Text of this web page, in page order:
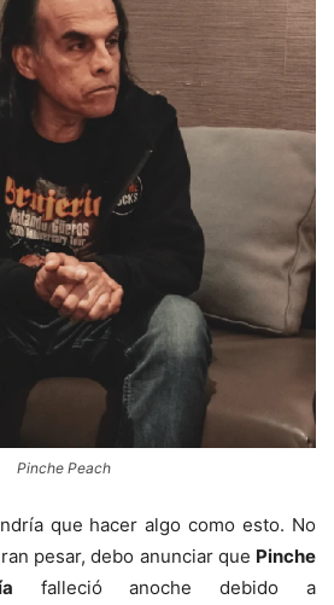
Pinche Peach
que hacer algo como esto. No
pesar, debo anunciar que Pinche
falleció anoche debido a